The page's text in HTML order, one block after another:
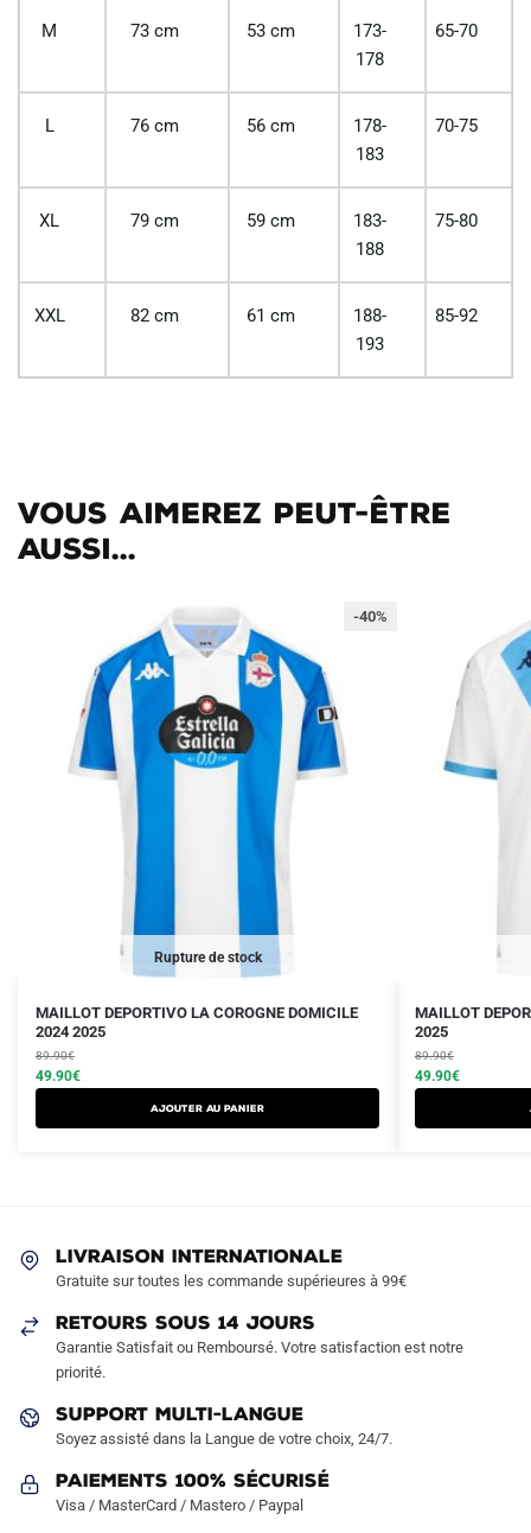
M 73 cm 53 cm
173-
178
65-70
L 76 cm 56 cm
178-
183
70-75
XL 79 cm 59 cm
183-
188
75-80
XXL 82 cm 61 cm
188-
193
85-92
Vous aimerez peut-être
aussi...
Rupture de stock
-40%
MAILLOT DEPORTIVO LA COROGNE DOMICILE
2024 2025
89.90€
Le
prix
initial
était :
49.90€
Le
prix
actuel
est :
AJOUTER AU PANIER
Ce
produit
a
plusieurs
variations.
choisies
la
page
produit
MAILLOT
2025
89.90€
Le
prix
initial
était :
49.90€
Le
prix
actuel
est :
Ce
produit
a
plusieurs
variations.
page
LIVRAISON INTERNATIONALE
Gratuite sur toutes les commande supérieures à 99€
RETOURS SOUS 14 JOURS
Garantie Satisfait ou Remboursé. Votre satisfaction est notre
priorité.
SUPPORT MULTI-LANGUE
Soyez assisté dans la Langue de votre choix, 24/7.
Paiements 100% Sécurisé
Visa / MasterCard / Mastero / Paypal